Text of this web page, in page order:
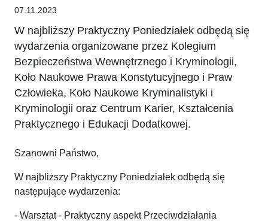
07.11.2023
W najbliższy Praktyczny Poniedziałek odbędą się
wydarzenia organizowane przez Kolegium
Bezpieczeństwa Wewnętrznego i Kryminologii,
Koło Naukowe Prawa Konstytucyjnego i Praw
Człowieka, Koło Naukowe Kryminalistyki i
Kryminologii oraz Centrum Karier, Kształcenia
Praktycznego i Edukacji Dodatkowej.
Szanowni Państwo,
W najbliższy Praktyczny Poniedziałek odbędą się
następujące wydarzenia:
- Warsztat - Praktyczny aspekt Przeciwdziałania